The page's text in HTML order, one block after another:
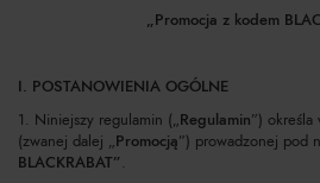
„Promocja z kodem
I. POSTANOWIENIA OGÓLNE
1. Niniejszy regulamin („Regulamin”)
(zwanej dalej „Promocją”) prowadzonej pod
BLACKRABAT”.